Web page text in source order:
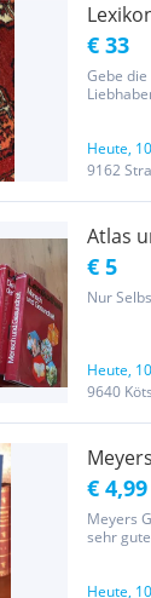
€ 33
Gebe
Heute,
9162
Atlas
€ 5
Nur
Heute,
9640
€ 4,99
Meyers
sehr
Heute,